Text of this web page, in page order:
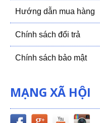
Hướng dẫn mua hàng
Chính sách đổi trả
Chính sách bảo mật
MẠNG XÃ HỘI